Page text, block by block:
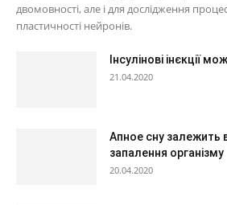
двомовності, але і для дослідження
пластичності нейронів.
Інсулінові інєкції
21.04.2020
Апное сну залежить
запалення організму
20.04.2020